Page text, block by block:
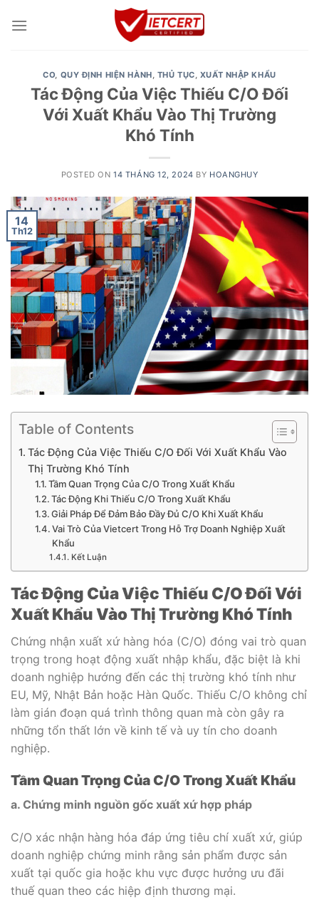
CO, QUY ĐỊNH HIỆN HÀNH, THỦ TỤC, XUẤT NHẬP KHẨU
Tác Động Của Việc Thiếu C/O Đối
Với Xuất Khẩu Vào Thị Trường
Khó Tính
POSTED ON14 THÁNG 12, 2024 BY HOANGHUY
14
Th12
Table of Contents
Tác Động Của Việc Thiếu C/O Đối Với Xuất Khẩu Vào
Thị Trường Khó Tính
Tầm Quan Trọng Của C/O Trong Xuất Khẩu
Tác Động Khi Thiếu C/O Trong Xuất Khẩu
Giải Pháp Để Đảm Bảo Đầy Đủ C/O Khi Xuất Khẩu
Vai Trò Của Vietcert Trong Hỗ Trợ Doanh Nghiệp Xuất
Khẩu
Kết Luận
Tác Động Của Việc Thiếu C/O Đối Với
Xuất Khẩu Vào Thị Trường Khó Tính
Chứng nhận xuất xứ hàng hóa (C/O) đóng vai trò quan
trọng trong hoạt động xuất nhập khẩu, đặc biệt là khi
doanh nghiệp hướng đến các thị trường khó tính như
EU, Mỹ, Nhật Bản hoặc Hàn Quốc. Thiếu C/O không chỉ
làm gián đoạn quá trình thông quan mà còn gây ra
những tổn thất lớn về kinh tế và uy tín cho doanh
nghiệp.
Tầm Quan Trọng Của C/O Trong Xuất Khẩu
a. Chứng minh nguồn gốc xuất xứ hợp pháp
C/O xác nhận hàng hóa đáp ứng tiêu chí xuất xứ, giúp
doanh nghiệp chứng minh rằng sản phẩm được sản
xuất tại quốc gia hoặc khu vực được hưởng ưu đãi
thuế quan theo các hiệp định thương mại.